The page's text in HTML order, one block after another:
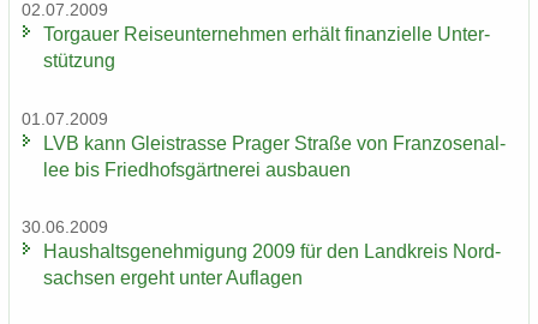
02.07.2009
Tor­gau­er Rei­se­un­ter­neh­men er­hält fi­nan­zi­el­le Un­ter­
stüt­zung
01.07.2009
LVB kann Gleis­tras­se Pra­ger Stra­ße von Fran­zo­sen­al­
lee bis Fried­hofs­gärt­ne­rei aus­bau­en
30.06.2009
Haus­halts­ge­neh­mi­gung 2009 für den Land­kreis Nord­
sach­sen er­geht unter Auf­la­gen